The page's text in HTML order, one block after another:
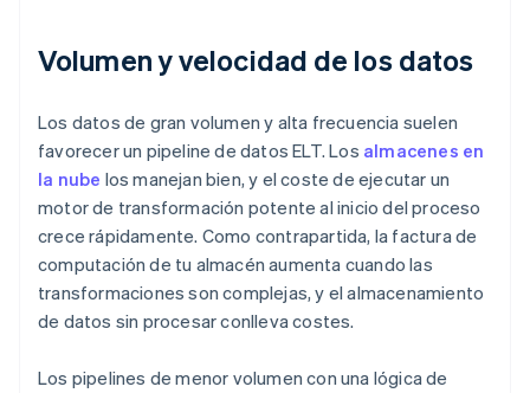
Volumen y velocidad de los datos
Los datos de gran volumen y alta frecuencia suelen
favorecer un pipeline de datos ELT. Los almacenes en
la nube los manejan bien, y el coste de ejecutar un
motor de transformación potente al inicio del proceso
crece rápidamente. Como contrapartida, la factura de
computación de tu almacén aumenta cuando las
transformaciones son complejas, y el almacenamiento
de datos sin procesar conlleva costes.
Los pipelines de menor volumen con una lógica de